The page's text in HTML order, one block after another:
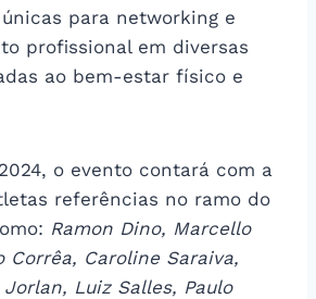
para networking e
profissional em diversas
ao bem-estar físico e
o evento contará com a
referências no ramo do
Ramon Dino, Marcello
Corrêa, Caroline Saraiva,
Jorlan, Luiz Salles, Paulo